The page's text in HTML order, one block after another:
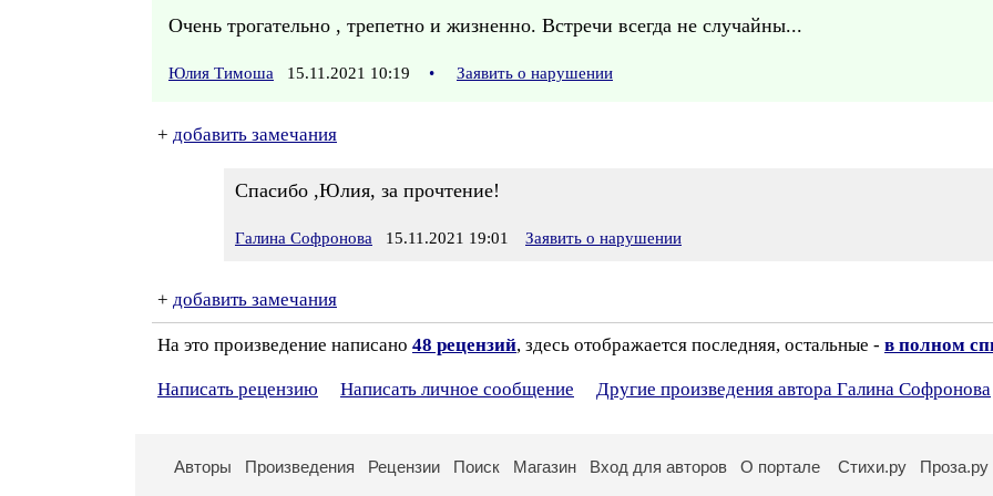
Очень трогательно , трепетно и жизненно. Встречи всегда не случайны...
Юлия Тимоша 15.11.2021 10:19 • Заявить о нарушении
+ добавить замечания
Спасибо ,Юлия, за прочтение!
Галина Софронова 15.11.2021 19:01 Заявить о нарушении
+ добавить замечания
На это произведение написано 48 рецензий, здесь отображается последняя, остальные - в полном
Написать рецензию Написать личное сообщение Другие произведения автора Галина Софронова
Авторы Произведения Рецензии Поиск Магазин Вход для авторов О портале Стихи.ру Проза.ру